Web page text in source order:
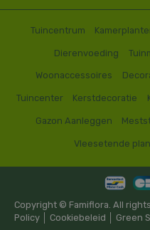
Tuincentrum
Dierenvoeding
Woonaccessoires
Tuincenter Kerstdecoratie
Gazon Aanleggen
Vleesetende
Copyright © Famiflora. All
Policy
Cookiebeleid Green